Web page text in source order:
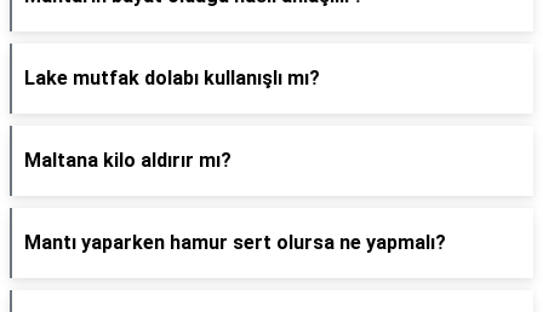
Lake mutfak dolabı kullanışlı mı?
Maltana kilo aldırır mı?
Mantı yaparken hamur sert olursa ne yapmalı?